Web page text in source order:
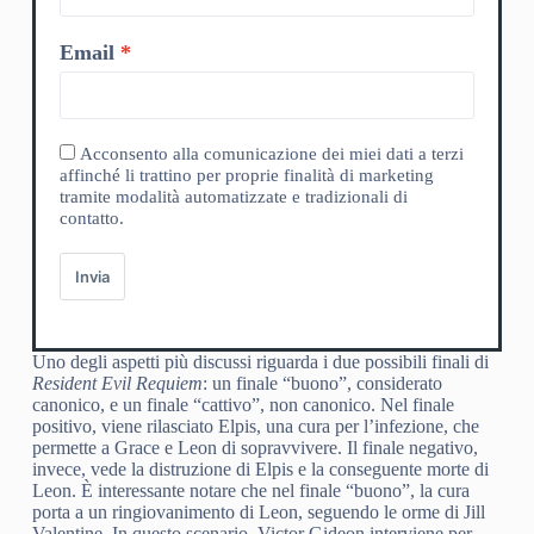
Email
Acconsento alla comunicazione dei miei dati a terzi
affinché li trattino per proprie finalità di marketing
tramite modalità automatizzate e tradizionali di
contatto.
Invia
Uno degli aspetti più discussi riguarda i due possibili finali di
Resident Evil Requiem: un finale “buono”, considerato
canonico, e un finale “cattivo”, non canonico. Nel finale
positivo, viene rilasciato Elpis, una cura per l’infezione, che
permette a Grace e Leon di sopravvivere. Il finale negativo,
invece, vede la distruzione di Elpis e la conseguente morte di
Leon. È interessante notare che nel finale “buono”, la cura
porta a un ringiovanimento di Leon, seguendo le orme di Jill